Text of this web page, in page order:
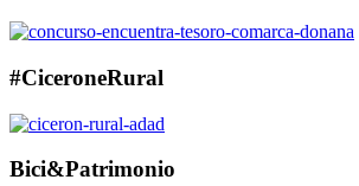
#CiceroneRural
Bici&Patrimonio